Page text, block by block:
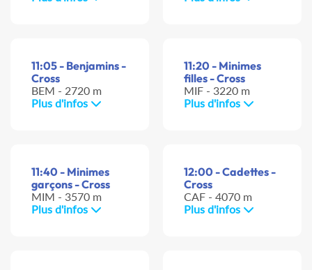
11:05 - Benjamins -
Cross
BEM - 2720 m
Plus d'infos
11:20 - Minimes
filles - Cross
MIF - 3220 m
Plus d'infos
11:40 - Minimes
garçons - Cross
MIM - 3570 m
Plus d'infos
12:00 - Cadettes -
Cross
CAF - 4070 m
Plus d'infos